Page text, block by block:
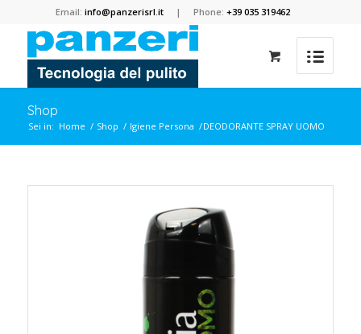
Email:info@panzerisrl.it | Phone:+39 035 319462
Shop
Sei in: Home / Shop / Igiene Persona /DEODORANTE SPRAY UOMO